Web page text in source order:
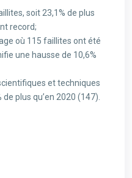
soit 23,1% de plus
record;
où 115 faillites ont été
une hausse de 10,6%
et techniques
plus qu’en 2020 (147).